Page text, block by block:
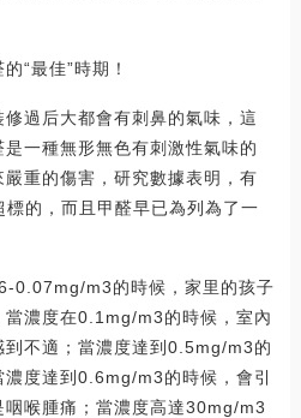
“最佳”時期！
過后大都會有刺鼻的氣味，這
一種無形無色有刺激性氣味的
重的傷害，研究數據表明，有
的，而且甲醛早已為列為了一
0.07mg/m3的時候，家里的孩子
濃度在0.1mg/m3的時候，室內
不適；當濃度達到0.5mg/m3的
度達到0.6mg/m3的時候，會引
喉腫痛；當濃度高達30mg/m3